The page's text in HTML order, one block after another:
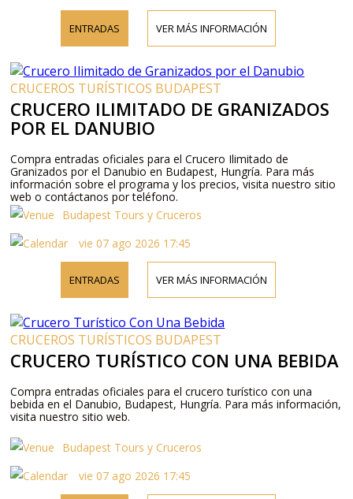
ENTRADAS VER MÁS INFORMACIÓN
CRUCEROS TURÍSTICOS BUDAPEST
CRUCERO ILIMITADO DE GRANIZADOS
POR EL DANUBIO
Compra entradas oficiales para el Crucero Ilimitado de
Granizados por el Danubio en Budapest, Hungría. Para más
información sobre el programa y los precios, visita nuestro sitio
web o contáctanos por teléfono.
Budapest Tours y Cruceros
vie 07 ago 2026 17:45
ENTRADAS VER MÁS INFORMACIÓN
CRUCEROS TURÍSTICOS BUDAPEST
CRUCERO TURÍSTICO CON UNA BEBIDA
Compra entradas oficiales para el crucero turístico con una
bebida en el Danubio, Budapest, Hungría. Para más información,
visita nuestro sitio web.
Budapest Tours y Cruceros
vie 07 ago 2026 17:45